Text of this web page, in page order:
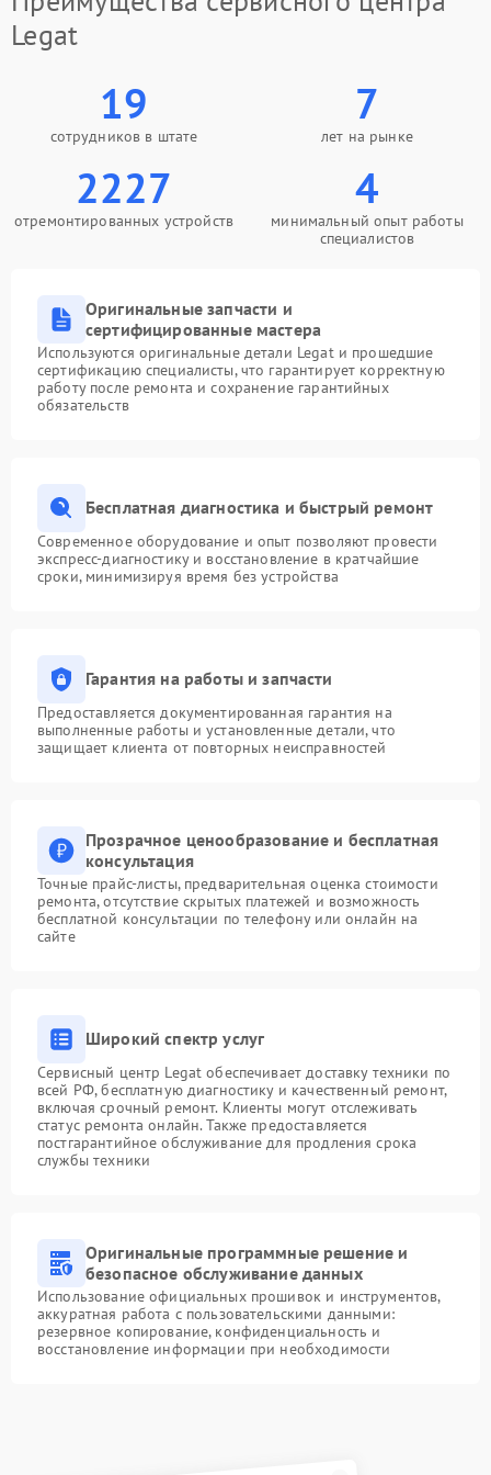
Legat
19
сотрудников в штате
7
лет на рынке
2227
отремонтированных устройств
4
минимальный опыт работы
специалистов
Оригинальные запчасти и
сертифицированные мастера
Используются оригинальные детали Legat и прошедшие
сертификацию специалисты, что гарантирует корректную
работу после ремонта и сохранение гарантийных
обязательств
Бесплатная диагностика и быстрый ремонт
Современное оборудование и опыт позволяют провести
экспресс-диагностику и восстановление в кратчайшие
сроки, минимизируя время без устройства
Гарантия на работы и запчасти
Предоставляется документированная гарантия на
выполненные работы и установленные детали, что
защищает клиента от повторных неисправностей
Прозрачное ценообразование и бесплатная
консультация
Точные прайс-листы, предварительная оценка стоимости
ремонта, отсутствие скрытых платежей и возможность
бесплатной консультации по телефону или онлайн на
сайте
Широкий спектр услуг
Сервисный центр Legat обеспечивает доставку техники по
всей РФ, бесплатную диагностику и качественный ремонт,
включая срочный ремонт. Клиенты могут отслеживать
статус ремонта онлайн. Также предоставляется
постгарантийное обслуживание для продления срока
службы техники
Оригинальные программные решение и
безопасное обслуживание данных
Использование официальных прошивок и инструментов,
аккуратная работа с пользовательскими данными:
резервное копирование, конфиденциальность и
восстановление информации при необходимости